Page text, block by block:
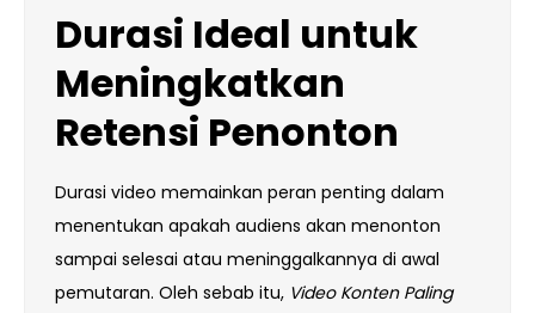
Durasi Ideal untuk
Meningkatkan
Retensi Penonton
Durasi video memainkan peran penting dalam
menentukan apakah audiens akan menonton
sampai selesai atau meninggalkannya di awal
pemutaran. Oleh sebab itu, Video Konten Paling